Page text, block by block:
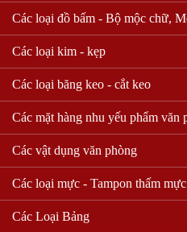
Các loại đồ bấm - Bộ mộc chữ,
Các loại kim - kẹp
Các loại băng keo - cắt keo
Các mặt hàng nhu yếu phẩm văn
Các vật dụng văn phòng
Các loại mực - Tampon thấm mực
Các Loại Bảng
Văn phòng phẩm là hàng
nguyên kiện. Vì vậy khi
kiểm tra kỹ càng bảo đảm
của nhà sản xuất.
Sản phẩm được giao nếu
khách về chủng loại, quy
không phù hợp trong sử
trả lại cho quý khách trong